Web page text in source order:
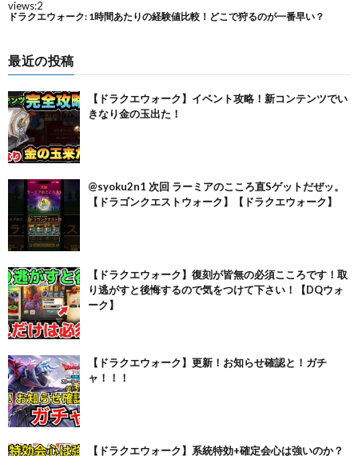
最近の投稿
【ドラクエウォーク】イベント攻略！新コンテンツでい
きなり金の玉出た！
@syoku2n1 次回 ラーミアのこころ直Sゲットだぜッ。
【ドラゴンクエストウォーク】【ドラクエウォーク】
【ドラクエウォーク】復刻が皆無の必須こころです！取
り逃がすと後悔するので気をつけて下さい！【DQウォ
ーク】
【ドラクエウォーク】更新！お知らせ確認と！ガチ
ャ！！！
【ドラクエウォーク】系統特効+確定会心は強いのか？